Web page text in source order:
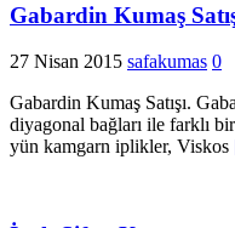
Gabardin Kumaş
27 Nisan 2015 safakumas 0
Gabardin Kumaş Satışı.
diyagonal bağları ile farklı
yün kamgarn iplikler, Viskos